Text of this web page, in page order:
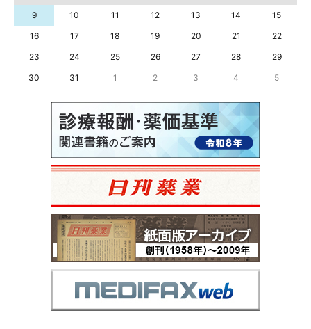
9
10 11 12 13 14
15
16
17 18 19 20 21
22
23
24 25 26 27 28
29
30
31 1 2 3 4 5